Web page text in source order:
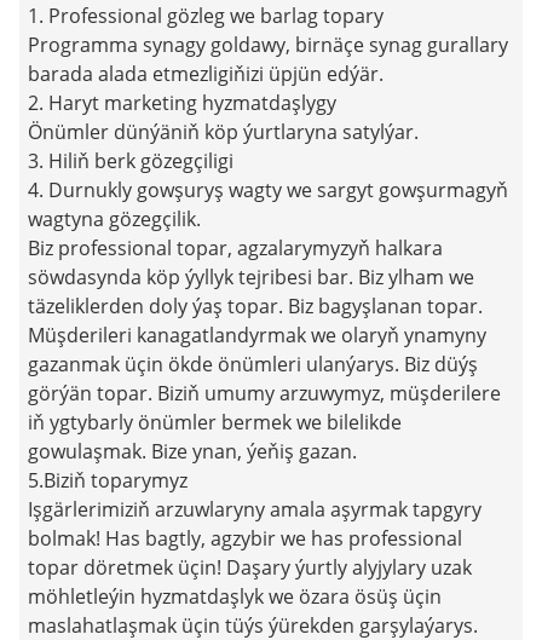
1. Professional gözleg we barlag topary
Programma synagy goldawy, birnäçe synag gurallary
barada alada etmezligiňizi üpjün edýär.
2. Haryt marketing hyzmatdaşlygy
Önümler dünýäniň köp ýurtlaryna satylýar.
3. Hiliň berk gözegçiligi
4. Durnukly gowşuryş wagty we sargyt gowşurmagyň
wagtyna gözegçilik.
Biz professional topar, agzalarymyzyň halkara
söwdasynda köp ýyllyk tejribesi bar. Biz ylham we
täzeliklerden doly ýaş topar. Biz bagyşlanan topar.
Müşderileri kanagatlandyrmak we olaryň ynamyny
gazanmak üçin ökde önümleri ulanýarys. Biz düýş
görýän topar. Biziň umumy arzuwymyz, müşderilere
iň ygtybarly önümler bermek we bilelikde
gowulaşmak. Bize ynan, ýeňiş gazan.
5.Biziň toparymyz
Işgärlerimiziň arzuwlaryny amala aşyrmak tapgyry
bolmak! Has bagtly, agzybir we has professional
topar döretmek üçin! Daşary ýurtly alyjylary uzak
möhletleýin hyzmatdaşlyk we özara ösüş üçin
maslahatlaşmak üçin tüýs ýürekden garşylaýarys.